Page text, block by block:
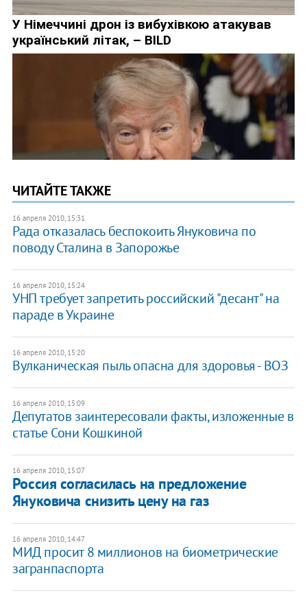
ЧИТАЙТЕ ТАКЖЕ
16 апреля 2010, 15:31
Рада отказалась беспокоить Януковича по
поводу Сталина в Запорожье
16 апреля 2010, 15:24
УНП требует запретить российский "десант" на
параде в Украине
16 апреля 2010, 15:20
Вулканическая пыль опасна для здоровья - ВОЗ
16 апреля 2010, 15:09
Депутатов заинтересовали факты, изложенные в
статье Сони Кошкиной
16 апреля 2010, 15:07
Россия согласилась на предложение
Януковича снизить цену на газ
16 апреля 2010, 14:47
МИД просит 8 миллионов на биометрические
загранпаспорта